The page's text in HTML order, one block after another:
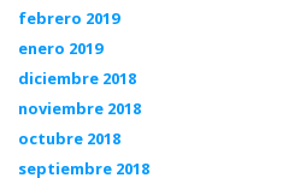
febrero 2019
enero 2019
diciembre 2018
noviembre 2018
octubre 2018
septiembre 2018